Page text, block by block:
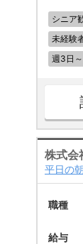
シニア
未経験
週3日～
株式会
平日の
職種
給与